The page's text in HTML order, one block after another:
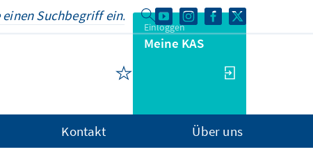
Einloggen
Meine KAS
Kontakt Über uns